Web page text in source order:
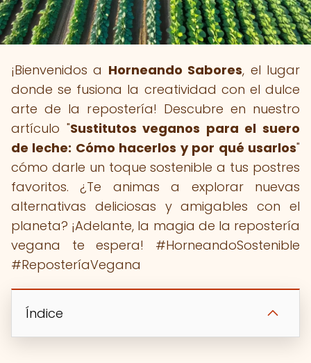
¡Bienvenidos a Horneando Sabores, el lugar
donde se fusiona la creatividad con el dulce
arte de la repostería! Descubre en nuestro
artículo "Sustitutos veganos para el suero
de leche: Cómo hacerlos y por qué usarlos"
cómo darle un toque sostenible a tus postres
favoritos. ¿Te animas a explorar nuevas
alternativas deliciosas y amigables con el
planeta? ¡Adelante, la magia de la repostería
vegana te espera! #HorneandoSostenible
#ReposteríaVegana
Índice